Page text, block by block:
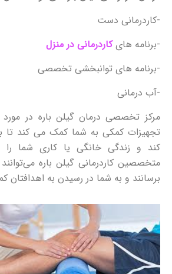
-کاردرمانی دست
-برنامه هایکاردرمانی در منزل
-برنامه های توانبخشی تخصصی
-آب درمانی
مرکز تخصصی درمان گیلن باره در مورد
تجهیزات کمکی به شما کمک می کند تا
کند و زندگی خانگی یا کاری شما را
متخصصین کاردرمانی گیلن باره
برسانند و به شما در رسیدن به اهدافتان